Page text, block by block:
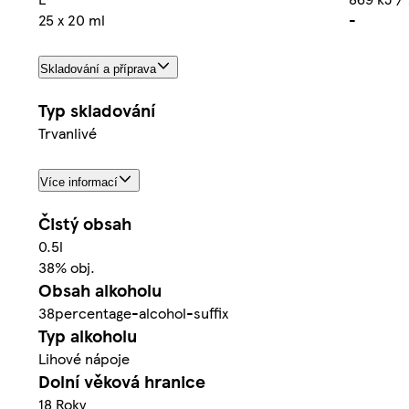
25 x 20 ml
-
Skladování a příprava
Typ skladování
Trvanlivé
Více informací
Čistý obsah
0.5l
38% obj.
Obsah alkoholu
38percentage-alcohol-suffix
Typ alkoholu
Lihové nápoje
Dolní věková hranice
18 Roky